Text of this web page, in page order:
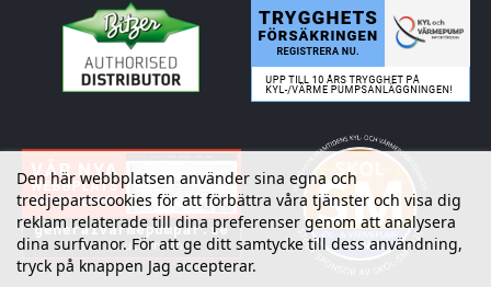
Den här webbplatsen använder sina egna och
tredjepartscookies för att förbättra våra tjänster och visa dig
reklam relaterade till dina preferenser genom att analysera
dina surfvanor. För att ge ditt samtycke till dess användning,
tryck på knappen Jag accepterar.